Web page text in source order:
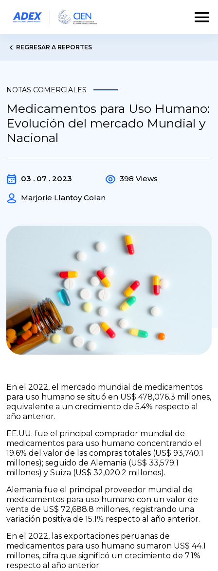
REGRESAR A REPORTES
NOTAS COMERCIALES
Medicamentos para Uso Humano:
Evolución del mercado Mundial y
Nacional
03 . 07 . 2023
Marjorie Llantoy Colan
398 Views
En el 2022, el mercado mundial de medicamentos
para uso humano se situó en US$ 478,076.3 millones,
equivalente a un crecimiento de 5.4% respecto al
año anterior.
EE.UU. fue el principal comprador mundial de
medicamentos para uso humano concentrando el
19.6% del valor de las compras totales (US$ 93,740.1
millones); seguido de Alemania (US$ 33,579.1
millones) y Suiza (US$ 32,020.2 millones).
Alemania fue el principal proveedor mundial de
medicamentos para uso humano con un valor de
venta de US$ 72,688.8 millones, registrando una
variación positiva de 15.1% respecto al año anterior.
En el 2022, las exportaciones peruanas de
medicamentos para uso humano sumaron US$ 44.1
millones, cifra que significó un crecimiento de 7.1%
respecto al año anterior.